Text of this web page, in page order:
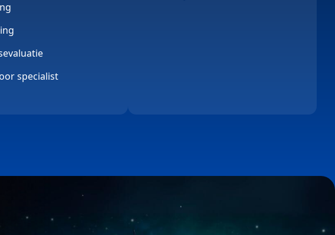
specialist